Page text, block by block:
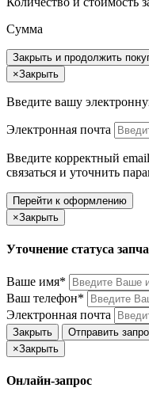
Сумма
Закрыть и продолжить
×Закрыть
Введите вашу
Электронная почта
Введите корректный
связаться и уточнить
Перейти к оформлению
×Закрыть
Уточнение статуса
Ваше имя*
Ваш телефон*
Электронная почта
Закрыть
Отправить
×Закрыть
Онлайн-запрос